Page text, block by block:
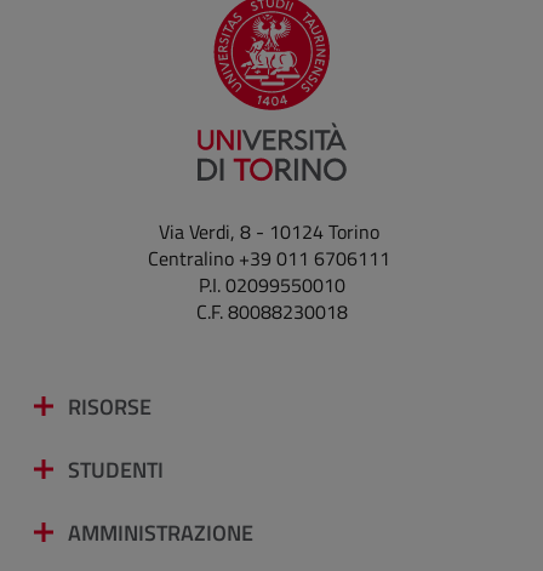
Via Verdi, 8 - 10124 Torino
Centralino +39 011 6706111
P.I. 02099550010
C.F. 80088230018
RISORSE
STUDENTI
AMMINISTRAZIONE